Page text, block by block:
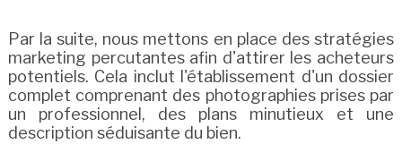
Par la suite, nous mettons en place des stratégies
marketing percutantes afin d'attirer les acheteurs
potentiels. Cela inclut l'établissement d'un dossier
complet comprenant des photographies prises par
un professionnel, des plans minutieux et une
description séduisante du bien.